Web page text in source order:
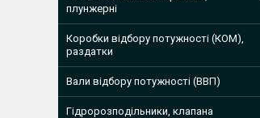
плунжерні
Коробки відбору потужності (КОМ),
раздатки
Вали відбору потужності (ВВП)
Гідророзподільники, клапана